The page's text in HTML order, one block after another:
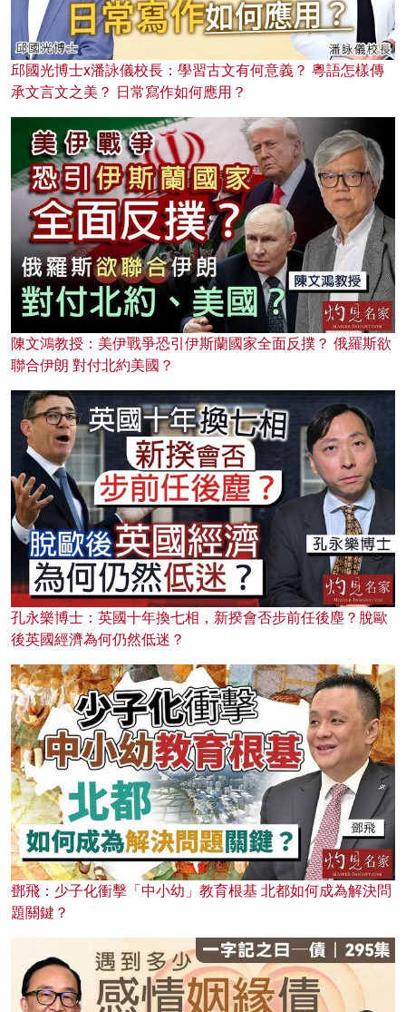
邱國光博士x潘詠儀校長：學習古文有何意義？ 粵語怎樣傳
承文言文之美？ 日常寫作如何應用？
陳文鴻教授：美伊戰爭恐引伊斯蘭國家全面反撲？ 俄羅斯欲
聯合伊朗 對付北約美國？
孔永樂博士：英國十年換七相，新揆會否步前任後塵？脫歐
後英國經濟為何仍然低迷？
鄧飛：少子化衝擊「中小幼」教育根基 北都如何成為解決問
題關鍵？